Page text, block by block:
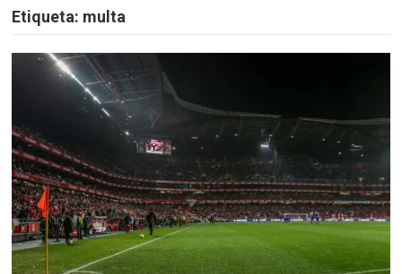
Etiqueta: multa